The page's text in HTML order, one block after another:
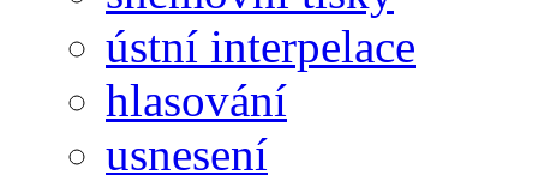
ústní interpelace
hlasování
usnesení